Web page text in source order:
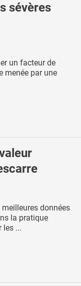
sévères
un facteur de
menée par une
données
la pratique
les ...